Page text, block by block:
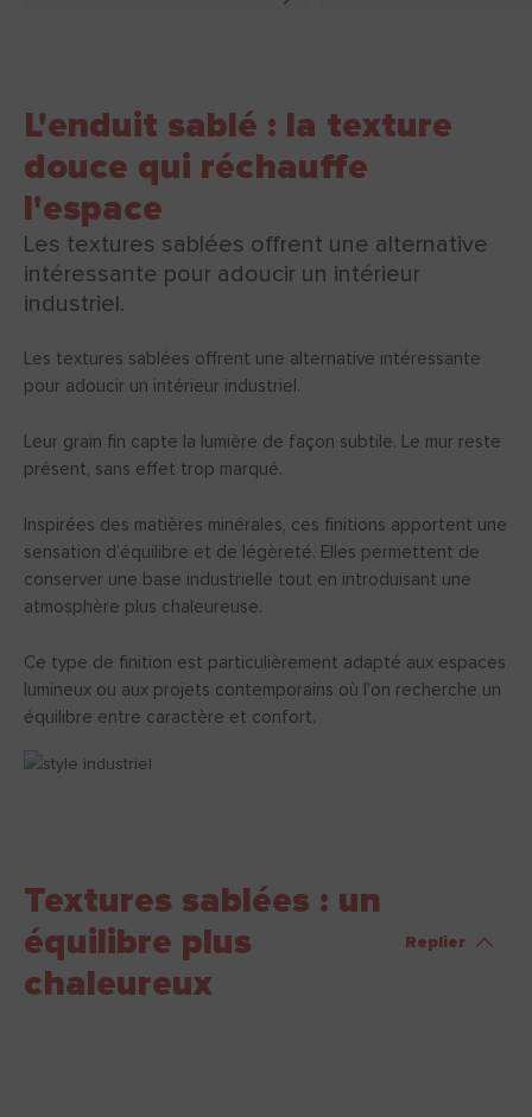
L'enduit sablé : la texture
douce qui réchauffe
l'espace
Les textures sablées offrent une alternative
intéressante pour adoucir un intérieur
industriel.
Les textures sablées offrent une alternative intéressante
pour adoucir un intérieur industriel.
Leur grain fin capte la lumière de façon subtile. Le mur reste
présent, sans effet trop marqué.
Inspirées des matières minérales, ces finitions apportent une
sensation d’équilibre et de légèreté. Elles permettent de
conserver une base industrielle tout en introduisant une
atmosphère plus chaleureuse.
Ce type de finition est particulièrement adapté aux espaces
lumineux ou aux projets contemporains où l’on recherche un
équilibre entre caractère et confort.
Textures sablées : un
équilibre plus
chaleureux
Replier